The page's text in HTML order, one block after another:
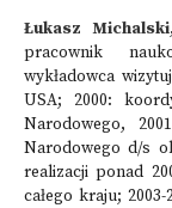
Łukasz Michalski
pracownik
wykładowca
USA; 2000:
Narodowego,
Narodowego d/s
realizacji ponad
całego kraju;